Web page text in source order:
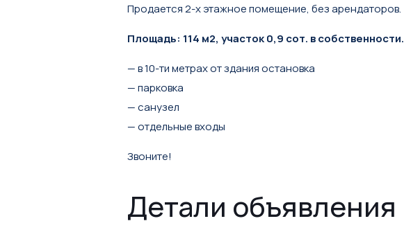
Продается 2-х этажное помещение, без арендаторов.
Площадь: 114 м2, участок 0,9 сот. в собственности.
— в 10-ти метрах от здания остановка
— парковка
— санузел
— отдельные входы
Звоните!
Детали объявления